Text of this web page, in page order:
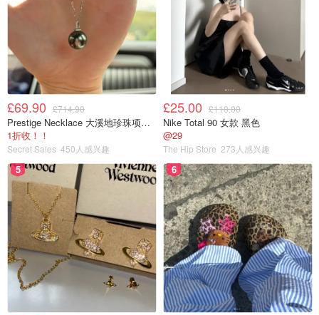
塑料可以分离，清洁很方便，又不怕放热食品会烫手，和小
朋友出门玩的时候我基本都用这款碗带食物。在家也时常会
用到，孩子特别喜欢用这个杯子喝水，迷之爱恋！
£69.90 £714.90
Prestige Necklace 大溪地珍珠项链 10-11mm
1折收！！
Secret Sales 450人感兴趣
£25.00 £110.00
Nike Total 90 女款 黑色
@29
The Hip Store 273人感兴趣
5 6